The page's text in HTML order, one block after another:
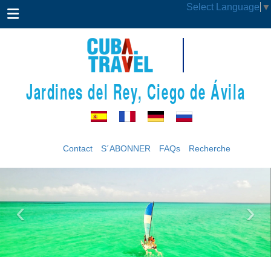
Select Language ▼
Jardines del Rey, Ciego de Ávila
Contact S´ABONNER FAQs Recherche
‹ ›